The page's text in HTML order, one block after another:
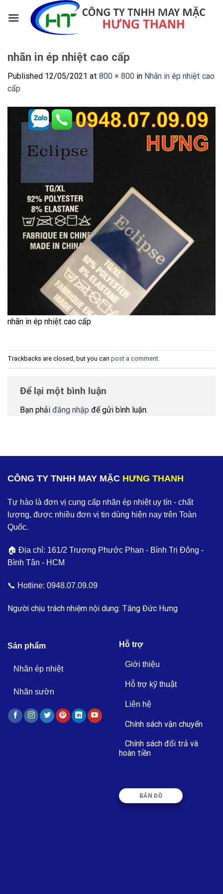
nhãn in ép nhiệt cao cấp
Published 12/05/2021 at 800 × 800 in Nhãn in ép nhiệt cao
cấp
nhãn in ép nhiệt cao cấp
Trackbacks are closed, but you can post a comment.
Để lại một bình luận
Bạn phải đăng nhập để gửi bình luận.
CÔNG TY TNHH MAY MẶC HƯNG THANH
Tự hào là đơn vị cung cấp nhãn ép nhiệt uy tín - chất
lượng, được nhiều đơn vị tin dùng hiện nay trên Toàn
Quốc.
🏠 Địa chỉ: 161/2 Trương Phước Phan - Bình Trị Đông -
Bình Tân - HCM
📞 Hotline: 0948.07.09.09
Người chịu trách nhiệm nội dung: Tăng Đức Hưng
Sản phẩm
Nhãn ép nhiệt
Nhãn sườn
Hỗ trợ
Giới thiệu
Hỗ trợ kỹ thuật
Liên hệ
Chính sách vận chuyển
Chính sách đổi trả và
hoàn tiền
BẢN ĐỒ